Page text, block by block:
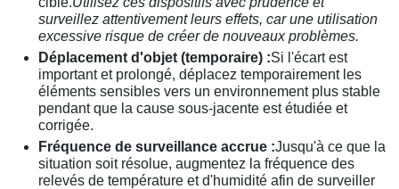
surveillez attentivement leurs effets, car une utilisation
excessive risque de créer de nouveaux problèmes.
Déplacement d'objet (temporaire) :Si l'écart est
important et prolongé, déplacez temporairement les
éléments sensibles vers un environnement plus stable
pendant que la cause sous-jacente est étudiée et
corrigée.
Fréquence de surveillance accrue :Jusqu'à ce que la
situation soit résolue, augmentez la fréquence des
relevés de température et d'humidité afin de surveiller